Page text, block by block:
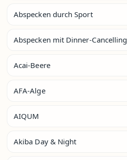
Abspecken durch Sport
Abspecken mit Dinner-Cancelling
Acai-Beere
AFA-Alge
AIQUM
Akiba Day & Night